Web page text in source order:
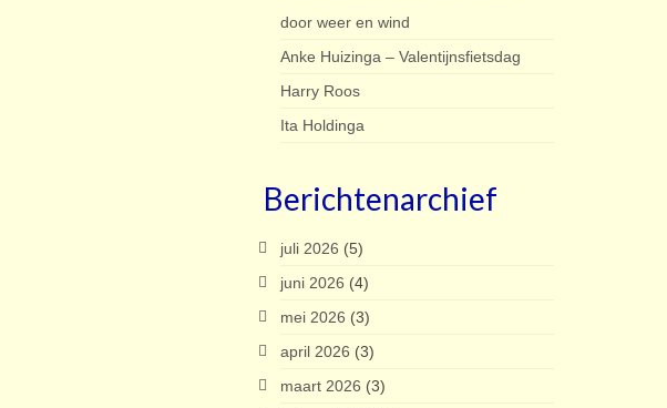
door weer en wind
Anke Huizinga – Valentijnsfietsdag
Harry Roos
Ita Holdinga
Berichtenarchief
juli 2026 (5)
juni 2026 (4)
mei 2026 (3)
april 2026 (3)
maart 2026 (3)